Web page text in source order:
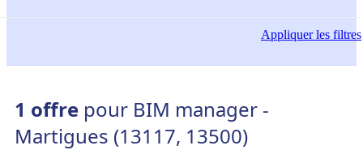
Appliquerles filtres
1 offre pour BIM manager -
Martigues (13117, 13500)